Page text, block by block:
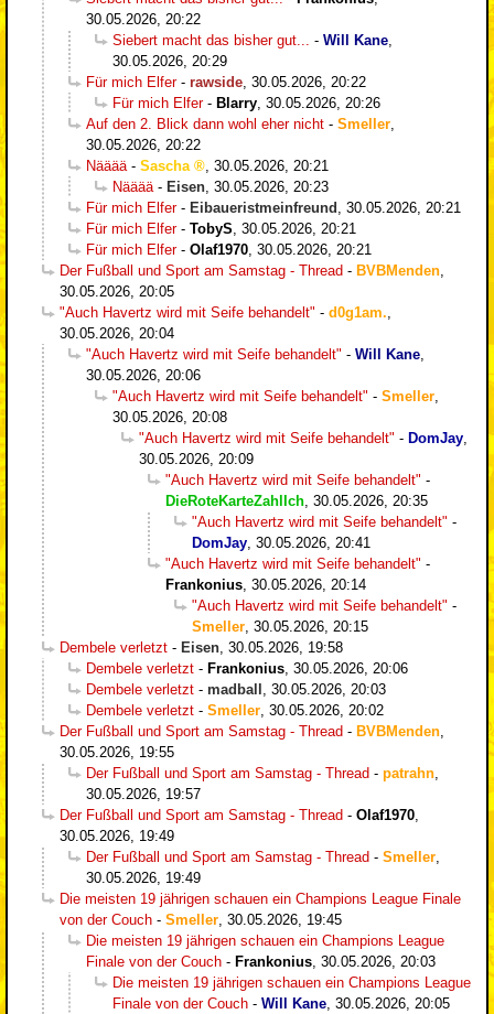
30.05.2026, 20:22
Siebert macht das bisher gut...
- Will Kane
30.05.2026, 20:29
Für mich Elfer- rawside 30.05.2026, 20:22
Für mich Elfer- Blarry 30.05.2026, 20:26
Auf den 2. Blick dann wohl eher nicht - Smeller
30.05.2026, 20:22
Nääää - Sascha
30.05.2026, 20:21
Nääää - Eisen 30.05.2026, 20:23
Für mich Elfer- Eibaueristmeinfreund
30.05.2026, 20:21
Für mich Elfer- TobyS 30.05.2026, 20:21
Für mich Elfer- Olaf1970 30.05.2026, 20:21
Der Fußball und Sport am Samstag - Thread - BVBMenden
30.05.2026, 20:05
"Auch Havertz wird mit Seife behandelt" - d0g1am.
30.05.2026, 20:04
"Auch Havertz wird mit Seife behandelt" - Will Kane
30.05.2026, 20:06
"Auch Havertz wird mit Seife behandelt" - Smeller
30.05.2026, 20:08
"Auch Havertz wird mit Seife behandelt" - DomJay
30.05.2026, 20:09
"Auch Havertz wird mit Seife behandelt" -
DieRoteKarteZahlIch 30.05.2026, 20:35
"Auch Havertz wird mit Seife behandelt" -
DomJay 30.05.2026, 20:41
"Auch Havertz wird mit Seife behandelt" -
Frankonius 30.05.2026, 20:14
"Auch Havertz wird mit Seife behandelt" -
Smeller 30.05.2026, 20:15
Dembele verletzt - Eisen 30.05.2026, 19:58
Dembele verletzt - Frankonius 30.05.2026, 20:06
Dembele verletzt - madball
30.05.2026, 20:03
Dembele verletzt - Smeller 30.05.2026, 20:02
Der Fußball und Sport am Samstag - Thread - BVBMenden
30.05.2026, 19:55
Der Fußball und Sport am Samstag - Thread - patrahn
30.05.2026, 19:57
Der Fußball und Sport am Samstag - Thread - Olaf1970
30.05.2026, 19:49
Der Fußball und Sport am Samstag - Thread - Smeller
30.05.2026, 19:49
Die meisten 19 jährigen schauen ein Champions League Finale
von der Couch - Smeller 30.05.2026, 19:45
Die meisten 19 jährigen schauen ein Champions League
Finale von der Couch - Frankonius 30.05.2026, 20:03
Die meisten 19 jährigen schauen ein Champions League
Finale von der Couch - Will Kane 30.05.2026, 20:05